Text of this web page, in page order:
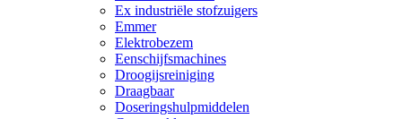
Ex industriële stofzuigers
Emmer
Elektrobezem
Eenschijfsmachines
Droogijsreiniging
Draagbaar
Doseringshulpmiddelen